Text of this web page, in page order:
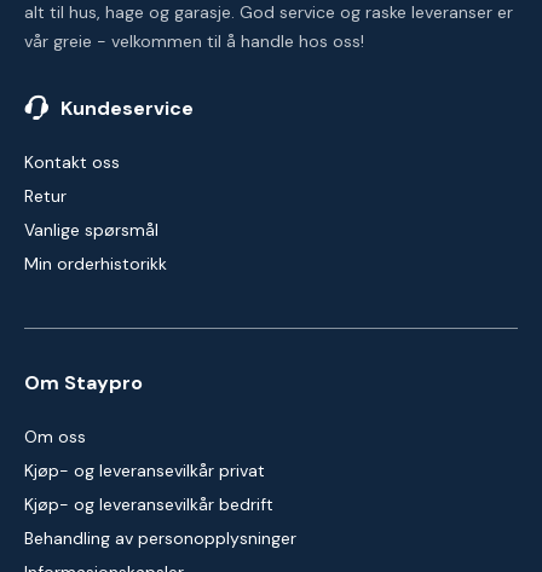
alt til hus, hage og garasje. God service og raske leveranser er
vår greie - velkommen til å handle hos oss!
Kundeservice
Kontakt oss
Retur
Vanlige spørsmål
Min orderhistorikk
Om Staypro
Om oss
Kjøp- og leveransevilkår privat
Kjøp- og leveransevilkår bedrift
Behandling av personopplysninger